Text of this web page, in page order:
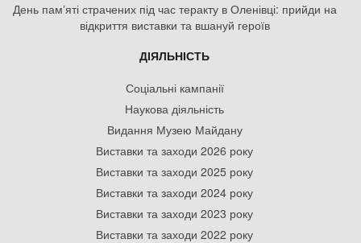
День памʼяті страчених під час теракту в Оленівці: прийди на
відкриття виставки та вшануй героїв
ДІЯЛЬНІСТЬ
Соціальні кампанії
Наукова діяльність
Видання Музею Майдану
Виставки та заходи 2026 року
Виставки та заходи 2025 року
Виставки та заходи 2024 року
Виставки та заходи 2023 року
Виставки та заходи 2022 року